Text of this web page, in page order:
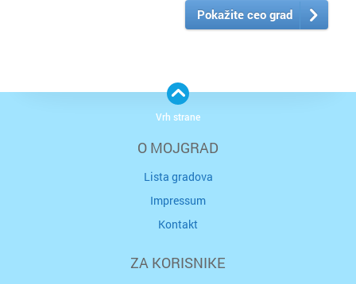
Pokažite ceo grad
O MOJGRAD
Lista gradova
Impressum
Kontakt
ZA KORISNIKE
Vrh strane